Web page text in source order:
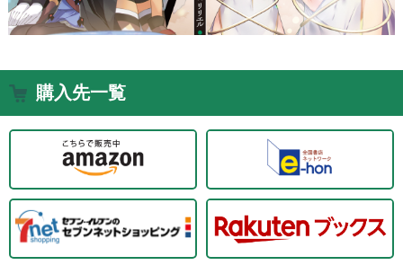
購入先一覧